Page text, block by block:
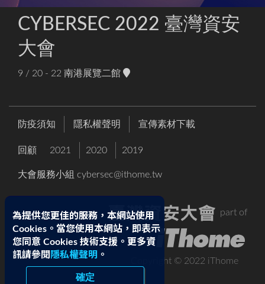
為提供您更佳的服務，本網站使用
Cookies。當您使用本網站，即表示
您同意 Cookies 技術支援。更多資
訊請參閱 隱私權聲明 。
確定
CYBERSEC 2022 臺灣資安
大會
9 / 20 - 22 南港展覽二館
防疫須知 隱私權聲明 宣傳素材下載
回顧 2021 2020 2019
大會服務小組 cybersec@ithome.tw
part of
Copyright © 2022 iThome